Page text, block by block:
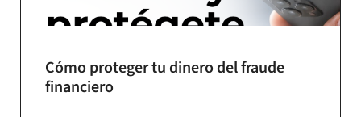
Cómo proteger tu dinero del fraude
financiero